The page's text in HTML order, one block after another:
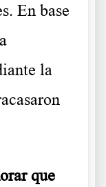
En base
la
que